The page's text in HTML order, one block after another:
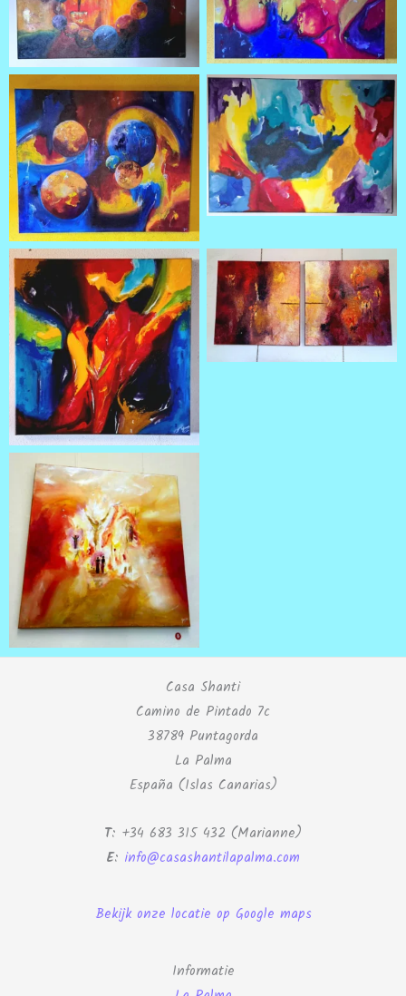
Casa Shanti
Camino de Pintado 7c
38789 Puntagorda
La Palma
España (Islas Canarias)
T: +34 683 315 432 (Marianne)
E: info@casashantilapalma.com
Bekijk onze locatie op Google maps
Informatie